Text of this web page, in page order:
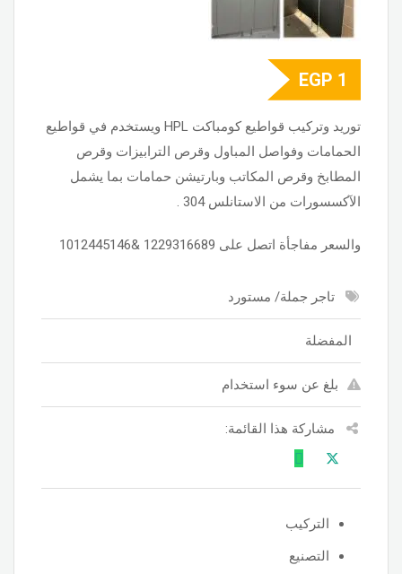
EGP 1
توريد وتركيب قواطيع كومباكت HPL ويستخدم في قواطيع
الحمامات وفواصل المباول وقرص الترابيزات وقرص
المطابخ وقرص المكاتب وبارتيشن حمامات بما يشمل
الآكسسورات من الاستانلس 304 .
والسعر مفاجأة اتصل على 1229316689 &1012445146
تاجر جملة/ مستورد
المفضلة
بلغ عن سوء استخدام
مشاركة هذا القائمة:
التركيب
التصنيع